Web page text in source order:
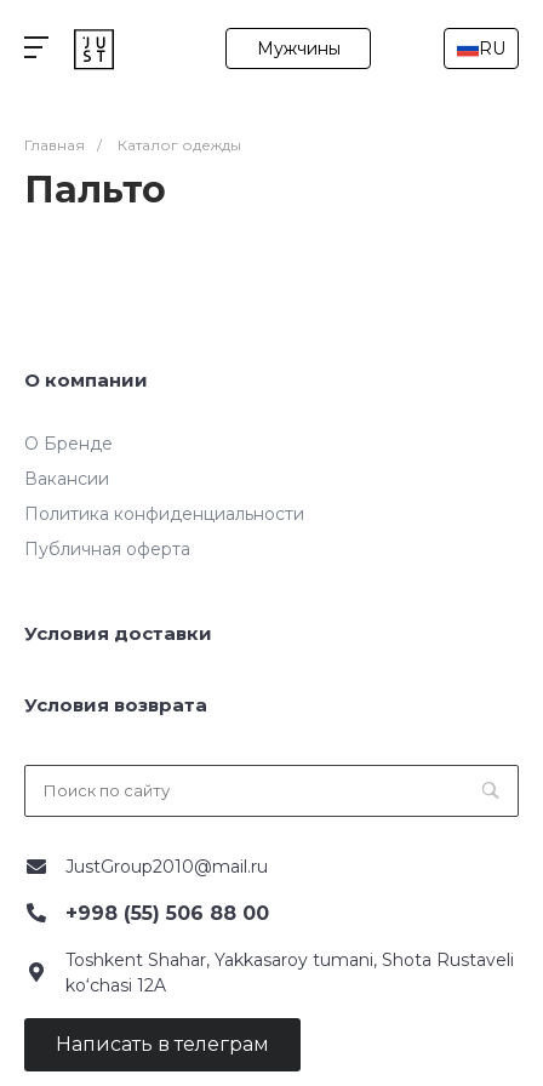
Мужчины RU
Главная / Каталог одежды
Пальто
О компании
О Бренде
Вакансии
Политика конфиденциальности
Публичная оферта
Условия доставки
Условия возврата
JustGroup2010@mail.ru
+998 (55) 506 88 00
Toshkent Shahar, Yakkasaroy tumani, Shota Rustaveli
ko‘chasi 12A
Написать в телеграм